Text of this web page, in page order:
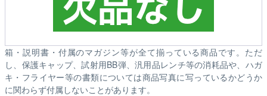
箱・説明書・付属のマガジン等が全て揃っている商品です。ただ
し、保護キャップ、試射用BB弾、汎用品レンチ等の消耗品や、ハガ
キ・フライヤー等の書類については商品写真に写っているかどうか
に関わらず付属しないことがあります。